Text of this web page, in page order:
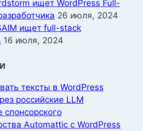
ищет WordPress Full-
26 июля, 2024
ищет full-stack
16 июля, 2024
тексты в WordPress
российские LLM
спонсорского
Automattic с WordPress